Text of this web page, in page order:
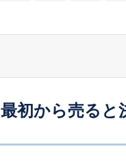
最初から売ると